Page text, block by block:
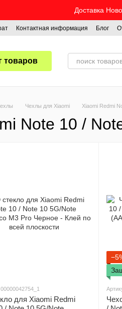
Доставка
Контактная информация Блог
товаров
Чехлы для Xiaomi Xiaomi Redmi
Note 10 /
для Xiaomi Redmi